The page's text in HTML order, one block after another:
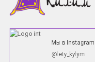
Мы в Instagram
@lety_kylym